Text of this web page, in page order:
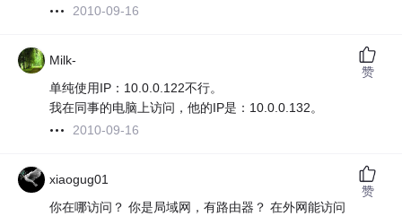
2010-09-16
Milk-
单纯使用IP：10.0.0.122不行。
我在同事的电脑上访问，他的IP是：10.0.0.132。
2010-09-16
赞
xiaogug01
你在哪访问？ 你是局域网，有路由器？ 在外网能访问
赞